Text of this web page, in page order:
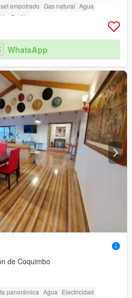
empotrado Gas natural Agua
Parilla
WhatsApp
de Coquimbo
panorámica Agua Electricidad